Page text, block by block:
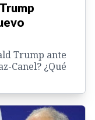
Trump ante
Canel? ¿Qué